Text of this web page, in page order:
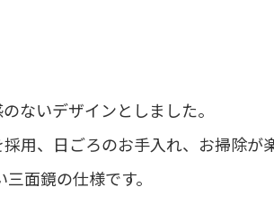
ないデザインとしました。
用、日ごろのお手入れ、お掃除が
面鏡の仕様です。